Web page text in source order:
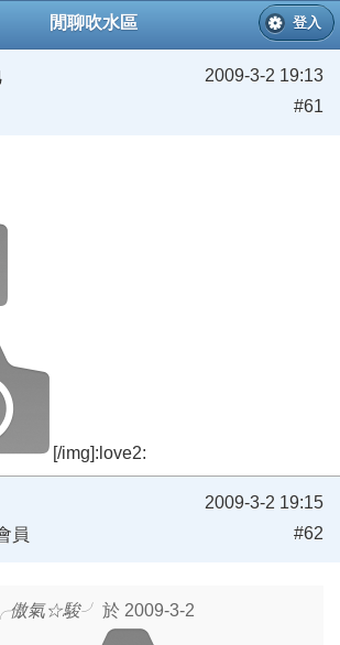
閒聊吹水區 登入
2009-3-2 19:13
#61
[/img]:love2:
員
2009-3-2 19:15
#62
╭傲氣☆駿╯ 於 2009-3-2